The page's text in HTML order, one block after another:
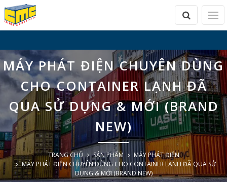
MÁY PHÁT ĐIỆN CHUYÊN DÙNG
CHO CONTAINER LẠNH ĐÃ
QUA SỬ DỤNG & MỚI (BRAND
NEW)
TRANG CHỦ SẢN PHẨM
MÁY PHÁT ĐIỆN
MÁY PHÁT ĐIỆN CHUYÊN DÙNG CHO CONTAINER LẠNH ĐÃ QUA SỬ
DỤNG & MỚI (BRAND NEW)